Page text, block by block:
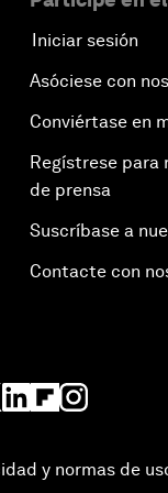
Iniciar sesión
Asóciese con
Conviértase en
Regístrese
de prensa
Suscríbase a
Contacte con
y normas de